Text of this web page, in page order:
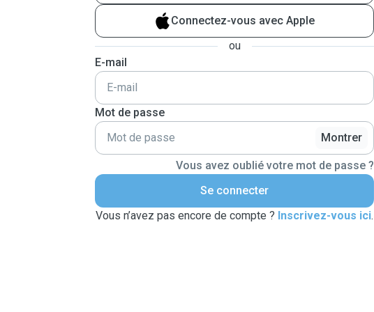
Connectez-vous avec Apple
ou
E-mail
Mot de passe
Montrer
Vous avez oublié votre mot de passe ?
Se connecter
Vous n’avez pas encore de compte ? Inscrivez-vous ici.